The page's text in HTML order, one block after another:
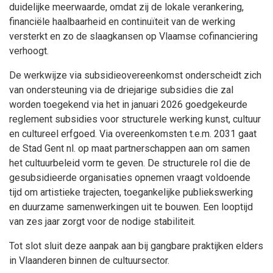
duidelijke meerwaarde, omdat zij de lokale verankering,
financiële haalbaarheid en continuïteit van de werking
versterkt en zo de slaagkansen op Vlaamse cofinanciering
verhoogt.
De werkwijze via subsidieovereenkomst onderscheidt zich
van ondersteuning via de driejarige subsidies die zal
worden toegekend via het in januari 2026 goedgekeurde
reglement subsidies voor structurele werking kunst, cultuur
en cultureel erfgoed. Via overeenkomsten t.e.m. 2031 gaat
de Stad Gent nl. op maat partnerschappen aan om samen
het cultuurbeleid vorm te geven. De structurele rol die de
gesubsidieerde organisaties opnemen vraagt voldoende
tijd om artistieke trajecten, toegankelijke publiekswerking
en duurzame samenwerkingen uit te bouwen. Een looptijd
van zes jaar zorgt voor de nodige stabiliteit.
Tot slot sluit deze aanpak aan bij gangbare praktijken elders
in Vlaanderen binnen de cultuursector.